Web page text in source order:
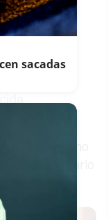
como
sociales.
sacadas